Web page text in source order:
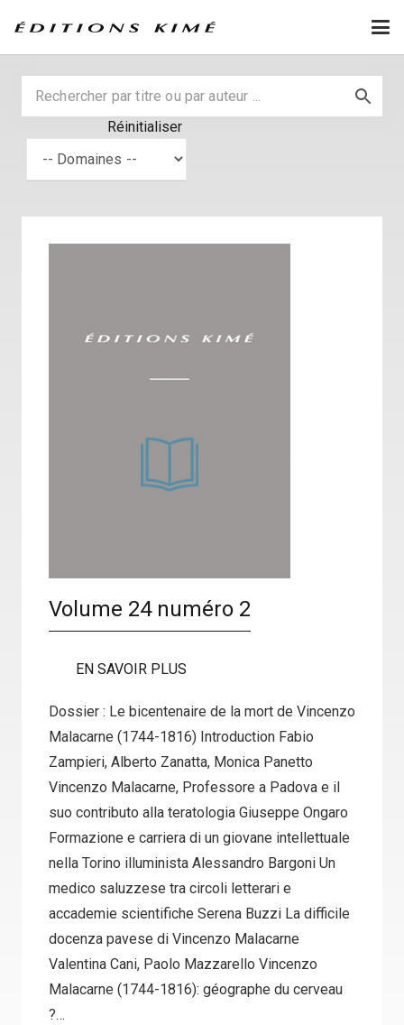
Réinitialiser
Volume 24 numéro 2
EN SAVOIR PLUS
Dossier : Le bicentenaire de la mort de Vincenzo
Malacarne (1744-1816) Introduction Fabio
Zampieri, Alberto Zanatta, Monica Panetto
Vincenzo Malacarne, Professore a Padova e il
suo contributo alla teratologia Giuseppe Ongaro
Formazione e carriera di un giovane intellettuale
nella Torino illuminista Alessandro Bargoni Un
medico saluzzese tra circoli letterari e
accademie scientifiche Serena Buzzi La difficile
docenza pavese di Vincenzo Malacarne
Valentina Cani, Paolo Mazzarello Vincenzo
Malacarne (1744-1816): géographe du cerveau
?…